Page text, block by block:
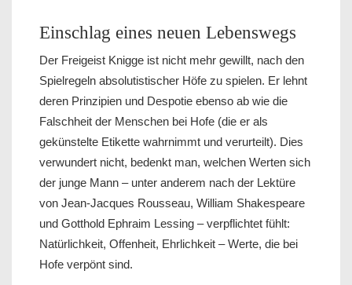
Einschlag eines neuen Lebenswegs
Der Freigeist Knigge ist nicht mehr gewillt, nach den
Spielregeln absolutistischer Höfe zu spielen. Er lehnt
deren Prinzipien und Despotie ebenso ab wie die
Falschheit der Menschen bei Hofe (die er als
gekünstelte Etikette wahrnimmt und verurteilt). Dies
verwundert nicht, bedenkt man, welchen Werten sich
der junge Mann – unter anderem nach der Lektüre
von Jean-Jacques Rousseau, William Shakespeare
und Gotthold Ephraim Lessing – verpflichtet fühlt:
Natürlichkeit, Offenheit, Ehrlichkeit – Werte, die bei
Hofe verpönt sind.